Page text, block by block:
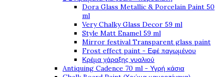
Dora Glass Metallic & Porcelain Paint 50
ml
Very Chalky Glass Decor 59 ml
Style Matt Enamel 59 ml
Mirror festival Transparent glass paint
Frost effect paint - Εφέ παγωμένου
Κρέμα χάραξης γυαλιού
Antiquing Cadence 70 ml - Υγρή κάσια